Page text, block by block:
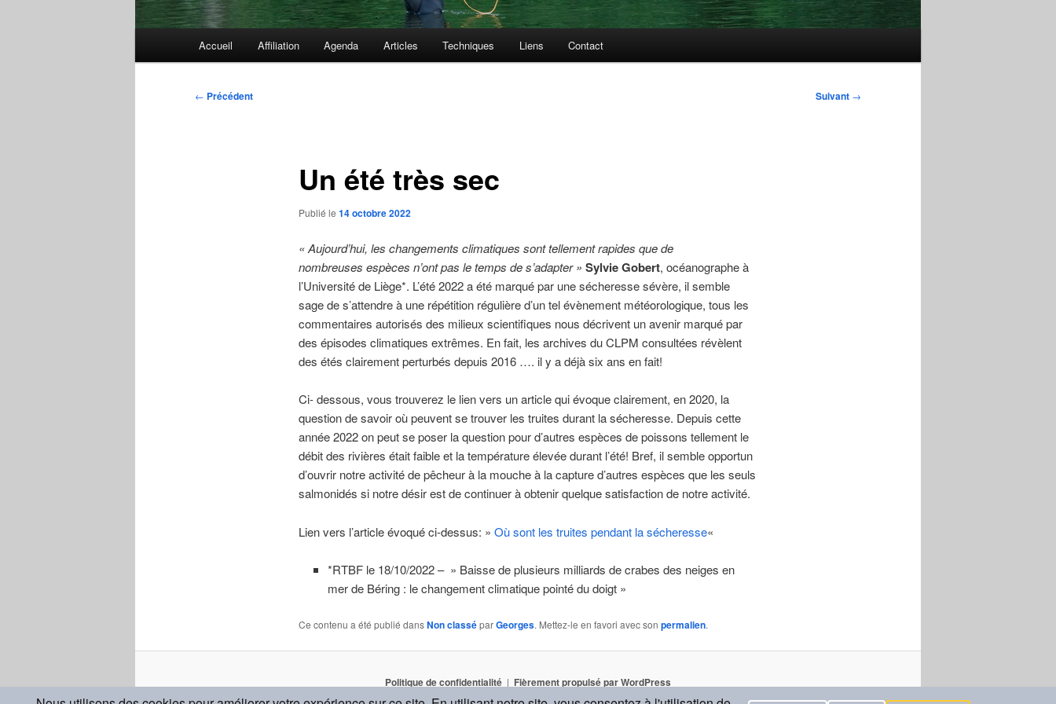
Accueil Affiliation Agenda Articles Techniques Liens Contact
Navigation
← Précédent Suivant →
Un été très sec
Publié le 14 octobre 2022
« Aujourd’hui, les changements climatiques sont tellement rapides que de
nombreuses espèces n’ont pas le temps de s’adapter » Sylvie Gobert, océanographe à
l’Université de Liège*. L’été 2022 a été marqué par une sécheresse sévère, il semble
sage de s’attendre à une répétition régulière d’un tel évènement météorologique, tous les
commentaires autorisés des milieux scientifiques nous décrivent un avenir marqué par
des épisodes climatiques extrêmes. En fait, les archives du CLPM consultées révèlent
des étés clairement perturbés depuis 2016 …. il y a déjà six ans en fait!
Ci- dessous, vous trouverez le lien vers un article qui évoque clairement, en 2020, la
question de savoir où peuvent se trouver les truites durant la sécheresse. Depuis cette
année 2022 on peut se poser la question pour d’autres espèces de poissons tellement le
débit des rivières était faible et la température élevée durant l’été! Bref, il semble opportun
d’ouvrir notre activité de pêcheur à la mouche à la capture d’autres espèces que les seuls
salmonidés si notre désir est de continuer à obtenir quelque satisfaction de notre activité.
Lien vers l’article évoqué ci-dessus: » Où sont les truites pendant la sécheresse«
*RTBF le 18/10/2022 – » Baisse de plusieurs milliards de crabes des neiges en
mer de Béring : le changement climatique pointé du doigt »
Ce contenu a été publié dansNon classéparGeorges. Mettez-le en favori avec son permalien.
Politique de confidentialité Fièrement propulsé par WordPress